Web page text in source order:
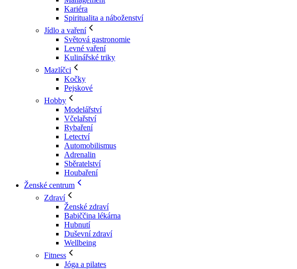
Kariéra
Spiritualita a náboženství
Jídlo a vaření
Světová gastronomie
Levné vaření
Kulinářské triky
Mazlíčci
Kočky
Pejskové
Hobby
Modelářství
Včelařství
Rybaření
Letectví
Automobilismus
Adrenalin
Sběratelství
Houbaření
Ženské centrum
Zdraví
Ženské zdraví
Babiččina lékárna
Hubnutí
Duševní zdraví
Wellbeing
Fitness
Jóga a pilates